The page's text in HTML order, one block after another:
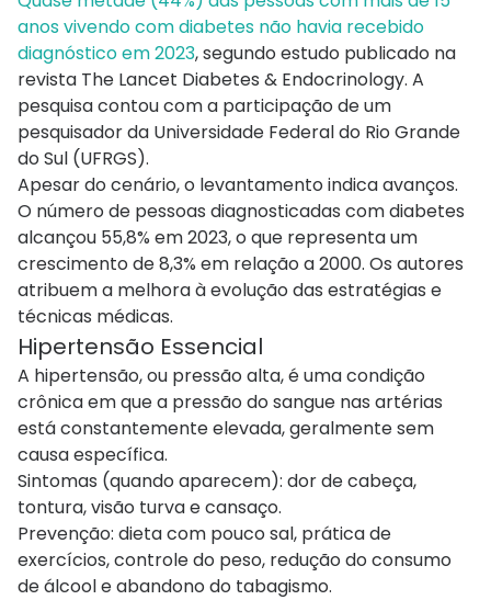
anos vivendo com diabetes não havia recebido
diagnóstico em 2023, segundo estudo publicado na
revista The Lancet Diabetes & Endocrinology. A
pesquisa contou com a participação de um
pesquisador da Universidade Federal do Rio Grande
do Sul (UFRGS).
Apesar do cenário, o levantamento indica avanços.
O número de pessoas diagnosticadas com diabetes
alcançou 55,8% em 2023, o que representa um
crescimento de 8,3% em relação a 2000. Os autores
atribuem a melhora à evolução das estratégias e
técnicas médicas.
Hipertensão Essencial
A hipertensão, ou pressão alta, é uma condição
crônica em que a pressão do sangue nas artérias
está constantemente elevada, geralmente sem
causa específica.
Sintomas (quando aparecem): dor de cabeça,
tontura, visão turva e cansaço.
Prevenção: dieta com pouco sal, prática de
exercícios, controle do peso, redução do consumo
de álcool e abandono do tabagismo.